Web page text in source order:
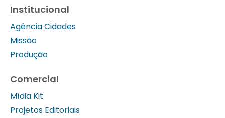
Institucional
Agência Cidades
Missão
Produção
Comercial
Mídia Kit
Projetos Editoriais